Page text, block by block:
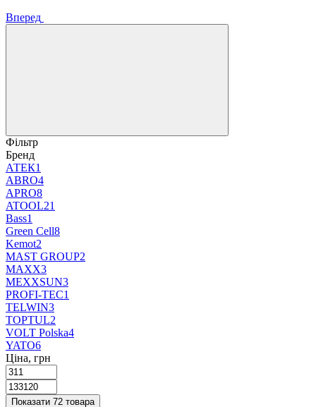
Вперед
Фільтр
Бренд
АТЕК1
ABRO4
APRO8
ATOOL21
Bass1
Green Cell8
Kemot2
MAST GROUP2
MAXX3
MEXXSUN3
PROFI-TEC1
TELWIN3
TOPTUL2
VOLT Polska4
YATO6
Ціна, грн
Показати 72 товара